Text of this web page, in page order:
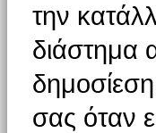
την
διάστημα
σας όταν